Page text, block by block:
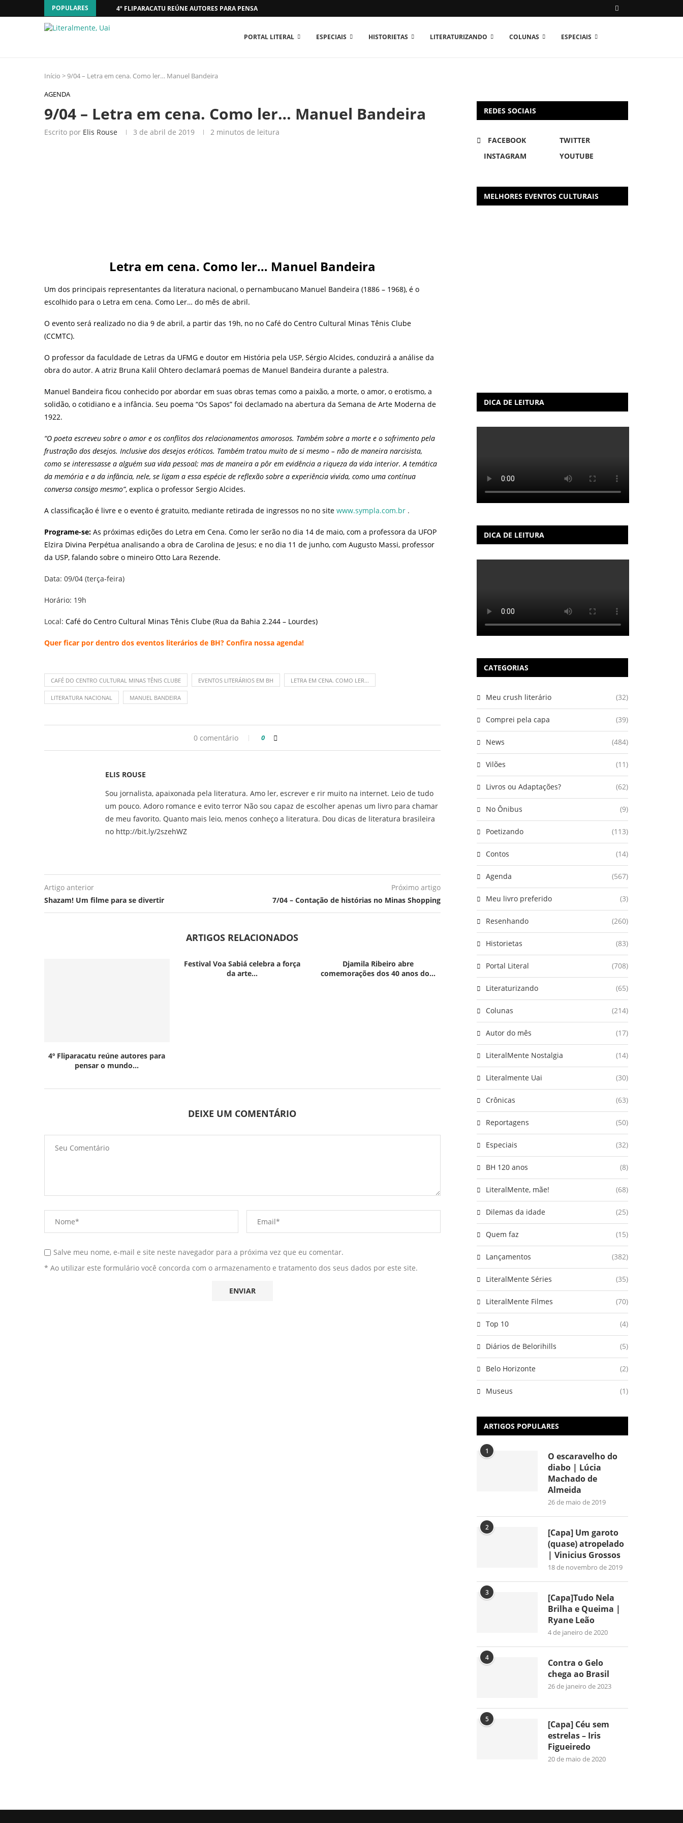
POPULARES 4º FLIPARACATU REÚNE AUTORES PARA PENSAR O MUNDO...
PORTAL LITERAL ESPECIAIS HISTORIETAS LITERATURIZANDO COLUNAS ESPECIAIS
Início >9/04 – Letra em cena. Como ler… Manuel Bandeira
AGENDA
9/04 – Letra em cena. Como ler… Manuel Bandeira
Escrito por Elis Rouse 3 de abril de 2019 2 minutos de leitura
Letra em cena. Como ler… Manuel Bandeira
Um dos principais representantes da literatura nacional, o pernambucano Manuel Bandeira (1886 – 1968), é o
escolhido para o Letra em cena. Como Ler… do mês de abril.
O evento será realizado no dia 9 de abril, a partir das 19h, no no Café do Centro Cultural Minas Tênis Clube
(CCMTC).
O professor da faculdade de Letras da UFMG e doutor em História pela USP, Sérgio Alcides, conduzirá a análise da
obra do autor. A atriz Bruna Kalil Ohtero declamará poemas de Manuel Bandeira durante a palestra.
Manuel Bandeira ficou conhecido por abordar em suas obras temas como a paixão, a morte, o amor, o erotismo, a
solidão, o cotidiano e a infância. Seu poema “Os Sapos” foi declamado na abertura da Semana de Arte Moderna de
1922.
“O poeta escreveu sobre o amor e os conflitos dos relacionamentos amorosos. Também sobre a morte e o sofrimento pela
frustração dos desejos. Inclusive dos desejos eróticos. Também tratou muito de si mesmo – não de maneira narcisista,
como se interessasse a alguém sua vida pessoal; mas de maneira a pôr em evidência a riqueza da vida interior. A temática
da memória e a da infância, nele, se ligam a essa espécie de reflexão sobre a experiência vivida, como uma contínua
conversa consigo mesmo”, explica o professor Sergio Alcides.
A classificação é livre e o evento é gratuito, mediante retirada de ingressos no no site www.sympla.com.br .
Programe-se: As próximas edições do Letra em Cena. Como ler serão no dia 14 de maio, com a professora da UFOP
Elzira Divina Perpétua analisando a obra de Carolina de Jesus; e no dia 11 de junho, com Augusto Massi, professor
da USP, falando sobre o mineiro Otto Lara Rezende.
Data: 09/04 (terça-feira)
Horário: 19h
Local: Café do Centro Cultural Minas Tênis Clube (Rua da Bahia 2.244 – Lourdes)
Quer ficar por dentro dos eventos literários de BH? Confira nossa agenda!
CAFÉ DO CENTRO CULTURAL MINAS TÊNIS CLUBE EVENTOS LITERÁRIOS EM BH LETRA EM CENA. COMO LER...
LITERATURA NACIONAL MANUEL BANDEIRA
0 comentário 0
ELIS ROUSE
Sou jornalista, apaixonada pela literatura. Amo ler, escrever e rir muito na internet. Leio de tudo
um pouco. Adoro romance e evito terror Não sou capaz de escolher apenas um livro para chamar
de meu favorito. Quanto mais leio, menos conheço a literatura. Dou dicas de literatura brasileira
no http://bit.ly/2szehWZ
Artigo anterior
Shazam! Um filme para se divertir
Próximo artigo
7/04 – Contação de histórias no Minas Shopping
ARTIGOS RELACIONADOS
4º Fliparacatu reúne autores para
pensar o mundo...
Festival Voa Sabiá celebra a força
da arte...
Djamila Ribeiro abre
comemorações dos 40 anos do...
DEIXE UM COMENTÁRIO
Salve meu nome, e-mail e site neste navegador para a próxima vez que eu comentar.
* Ao utilizar este formulário você concorda com o armazenamento e tratamento dos seus dados por este site.
REDES SOCIAIS
FACEBOOK
TWITTER
INSTAGRAM
YOUTUBE
MELHORES EVENTOS CULTURAIS
DICA DE LEITURA
DICA DE LEITURA
CATEGORIAS
Meu crush literário (32)
Comprei pela capa (39)
News (484)
Vilões (11)
Livros ou Adaptações? (62)
No Ônibus (9)
Poetizando (113)
Contos (14)
Agenda (567)
Meu livro preferido (3)
Resenhando (260)
Historietas (83)
Portal Literal (708)
Literaturizando (65)
Colunas (214)
Autor do mês (17)
LiteralMente Nostalgia (14)
Literalmente Uai (30)
Crônicas (63)
Reportagens (50)
Especiais (32)
BH 120 anos (8)
LiteralMente, mãe! (68)
Dilemas da idade (25)
Quem faz (15)
Lançamentos (382)
LiteralMente Séries (35)
LiteralMente Filmes (70)
Top 10 (4)
Diários de Belorihills (5)
Belo Horizonte (2)
Museus (1)
ARTIGOS POPULARES
1
O escaravelho do
diabo | Lúcia
Machado de
Almeida
26 de maio de 2019
2
[Capa] Um garoto
(quase) atropelado
| Vinicius Grossos
18 de novembro de 2019
3
[Capa]Tudo Nela
Brilha e Queima |
Ryane Leão
4 de janeiro de 2020
4
Contra o Gelo
chega ao Brasil
26 de janeiro de 2023
5
[Capa] Céu sem
estrelas – Iris
Figueiredo
20 de maio de 2020